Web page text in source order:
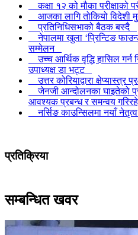
कक्षा १२ को मौका परीक्षाको
आजका लागि तोकियो विदेशी
प्रतिनिधिसभाको बैठक बस्दै
नेपालमा खुला ‘प्रिन्टिङ
सम्मेलन
उच्च आर्थिक वृद्धि हासिल गर्न
उपाध्यक्ष डा भट्ट
उत्तर कोरियाद्वारा क्षेप्यास्त्र
जेनजी आन्दोलनका घाइतेको
आवश्यक प्रबन्ध र समन्वय
नर्सिङ काउन्सिलमा नयाँ
प्रतिक्रिया
सम्बन्धित खवर